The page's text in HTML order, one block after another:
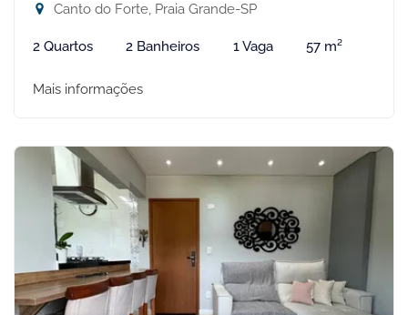
Canto do Forte, Praia Grande-SP
2 Quartos 2 Banheiros 1 Vaga 57 m²
Mais informações